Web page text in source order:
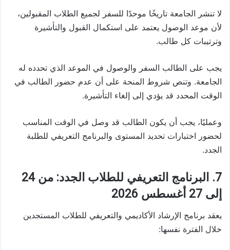
لا تنشر الجامعة تاريخًا موحدًا للسفر لجميع الطلاب المقبولين،
لأن موعد الوصول يعتمد على استكمال القبول والتأشيرة
وترتيبات كل طالب.
يجب على الطالب السفر والوصول في الموعد الذي تحدده له
الجامعة. وتنص شروط المنحة على أن عدم حضور الطالب في
الوقت المحدد قد يؤدي إلى إلغاء التأشيرة.
وعمليًا، يجب أن يكون الطالب قد وصل في الوقت المناسب
لحضور اختبارات تحديد المستوى والبرنامج التعريفي للطلبة
الجدد.
7. البرنامج التعريفي للطلاب الجدد: من 24
إلى 27 أغسطس 2026
يعقد برنامج الإرشاد الأكاديمي والتعريفي للطلاب المستجدين
خلال الفترة نفسها: